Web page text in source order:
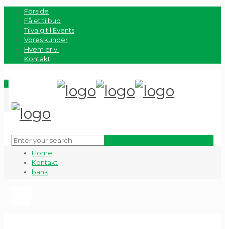
Forside
Få et tilbud
Tilvalg til Events
Vores kunder
Hvem er vi
Kontakt
0
Home
Kontakt
bank